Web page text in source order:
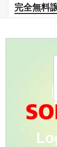
完全無料